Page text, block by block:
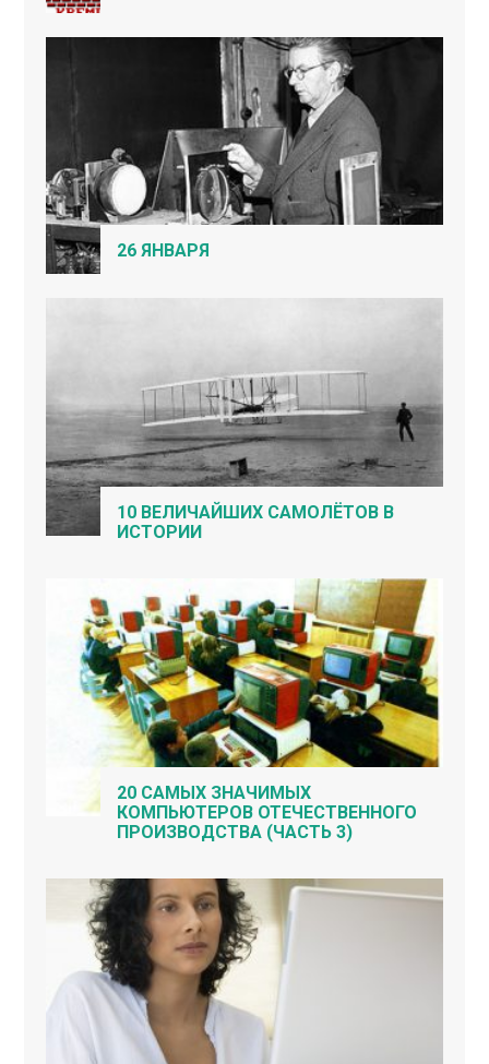
26 ЯНВАРЯ
10 ВЕЛИЧАЙШИХ САМОЛЁТОВ В
ИСТОРИИ
20 САМЫХ ЗНАЧИМЫХ
КОМПЬЮТЕРОВ ОТЕЧЕСТВЕННОГО
ПРОИЗВОДСТВА (ЧАСТЬ 3)